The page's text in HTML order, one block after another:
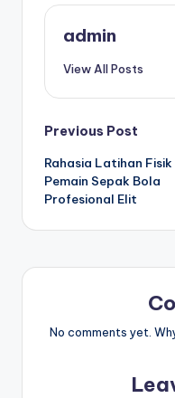
admin
View All Posts
Post
navigation
Previous Post
Rahasia Latihan Fisik
Pemain Sepak Bola
Profesional Elit
No comments yet.